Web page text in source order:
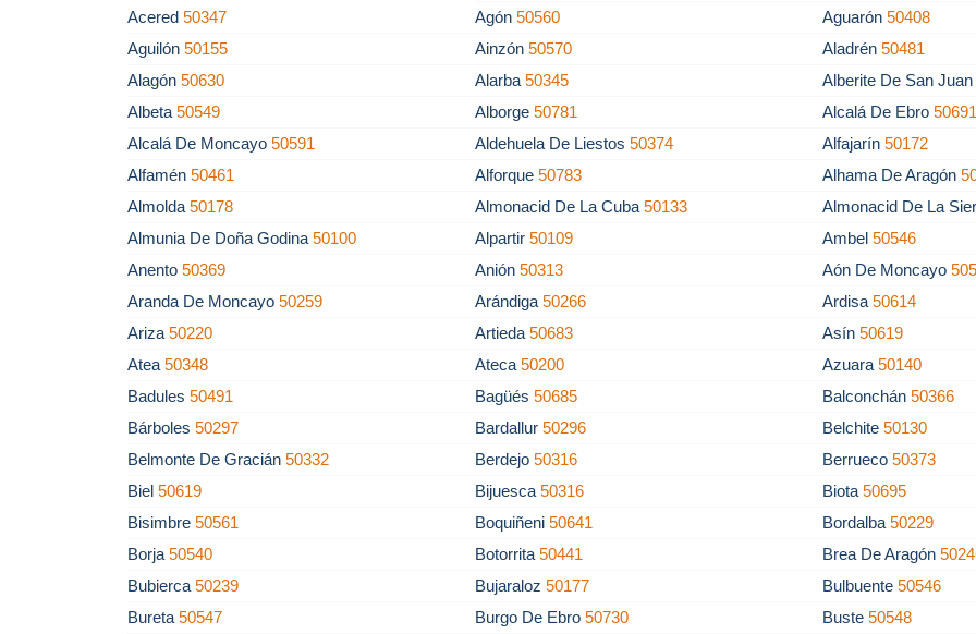
Acered 50347 Agón50560 Aguarón50408
Aguilón 50155 Ainzón50570 Aladrén50481
Alagón 50630 Alarba50345 Alberite De San
Albeta 50549 Alborge50781 Alcalá De Ebro50691
Alcalá De Moncayo 50591 Aldehuela De Liestos50374 Alfajarín50172
Alfamén 50461 Alforque50783 Alhama De Aragón
Almolda 50178 Almonacid De La Cuba50133 Almonacid De La
Almunia De Doña Godina 50100 Alpartir50109 Ambel50546
Anento 50369 Anión50313 Aón De Moncayo
Aranda De Moncayo 50259 Arándiga50266 Ardisa50614
Ariza 50220 Artieda50683 Asín50619
Atea 50348 Ateca50200 Azuara50140
Badules 50491 Bagüés50685 Balconchán50366
Bárboles 50297 Bardallur50296 Belchite50130
Belmonte De Gracián 50332 Berdejo50316 Berrueco50373
Biel 50619 Bijuesca50316 Biota50695
Bisimbre 50561 Boquiñeni50641 Bordalba50229
Borja 50540 Botorrita50441 Brea De Aragón
Bubierca 50239 Bujaraloz50177 Bulbuente50546
Bureta 50547 Burgo De Ebro50730 Buste50548